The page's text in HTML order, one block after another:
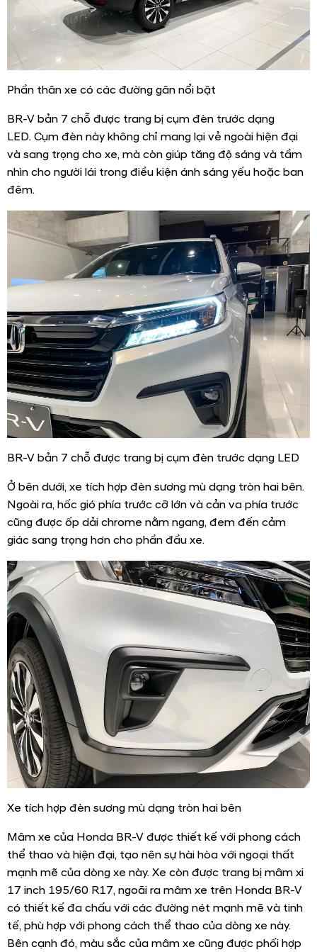
Phần thân xe có các đường gân nổi bật
BR-V bản 7 chỗ được trang bị cụm đèn trước dạng
LED. Cụm đèn này không chỉ mang lại vẻ ngoài hiện đại
và sang trọng cho xe, mà còn giúp tăng độ sáng và tầm
nhìn cho người lái trong điều kiện ánh sáng yếu hoặc ban
đêm.
BR-V bản 7 chỗ được trang bị cụm đèn trước dạng LED
Ở bên dưới, xe tích hợp đèn sương mù dạng tròn hai bên.
Ngoài ra, hốc gió phía trước cỡ lớn và cản va phía trước
cũng được ốp dải chrome nằm ngang, đem đến cảm
giác sang trọng hơn cho phần đầu xe.
Xe tích hợp đèn sương mù dạng tròn hai bên
Mâm xe của Honda BR-V được thiết kế với phong cách
thể thao và hiện đại, tạo nên sự hài hòa với ngoại thất
mạnh mẽ của dòng xe này. Xe còn được trang bị mâm xi
17 inch 195/60 R17, ngoãi ra mâm xe trên Honda BR-V
có thiết kế đa chấu với các đường nét mạnh mẽ và tinh
tế, phù hợp với phong cách thể thao của dòng xe này.
Bên cạnh đó, màu sắc của mâm xe cũng được phối hợp